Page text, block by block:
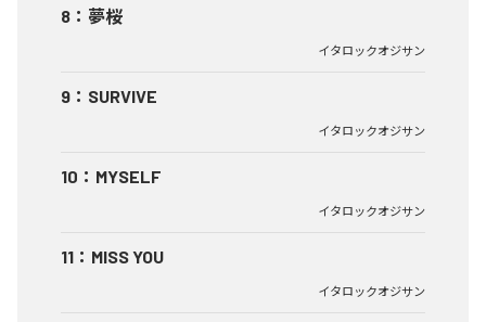
8 ： 夢桜
イタロックオジサン
9 ： SURVIVE
イタロックオジサン
10 ： MYSELF
イタロックオジサン
11 ： MISS YOU
イタロックオジサン